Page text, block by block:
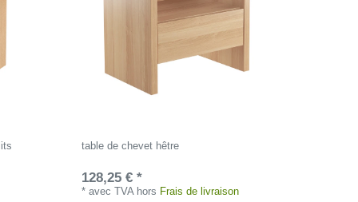
table de chevet hêtre
128,25 € *
*avec TVA hors Frais de livraison